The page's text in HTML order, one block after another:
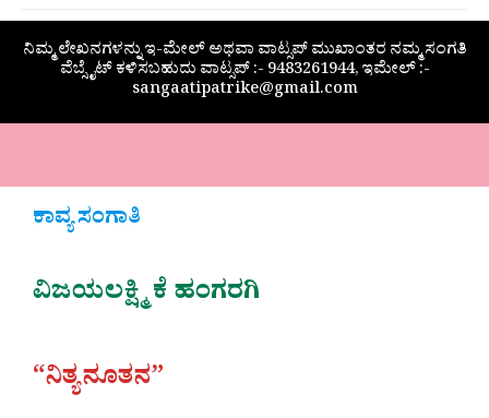
ನಿಮ್ಮ ಲೇಖನಗಳನ್ನು ಇ-ಮೇಲ್ ಅಥವಾ ವಾಟ್ಸಪ್ ಮುಖಾಂತರ ನಮ್ಮ ಸಂಗತಿ
ವೆಬ್ಸೈಟ್ ಕಳಿಸಬಹುದು ವಾಟ್ಸಪ್‌ :- 9483261944, ಇಮೇಲ್ :-
sangaatipatrike@gmail.com
ಕಾವ್ಯ ಸಂಗಾತಿ
ವಿಜಯಲಕ್ಷ್ಮಿ ಕೆ ಹಂಗರಗಿ
“ನಿತ್ಯನೂತನ”